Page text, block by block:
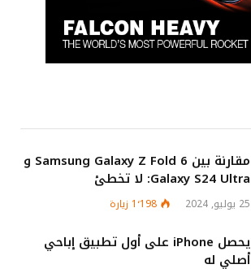
مقارنة بين Samsung Galaxy Z Fold 6 و
Galaxy S24 Ultra: لا تخطئ
25 يوليو, 2024 1٬198 زيارة
يحصل iPhone على أول تطبيق إباحي
أصلي له